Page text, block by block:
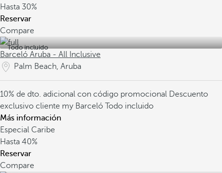
Hasta 30%
Reservar
Compare
Todo incluido
Barceló Aruba - All Inclusive
Palm Beach, Aruba
10% de dto. adicional con código promocional Descuento
exclusivo cliente my Barceló Todo incluido
Más información
Especial Caribe
Hasta 40%
Reservar
Compare